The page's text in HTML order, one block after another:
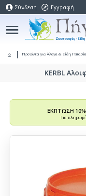
Σύνδεση Εγγραφή
Προϊόντα για Άλογα & Είδη
KERBL
ΕΚΠΤΩΣΗ
Για